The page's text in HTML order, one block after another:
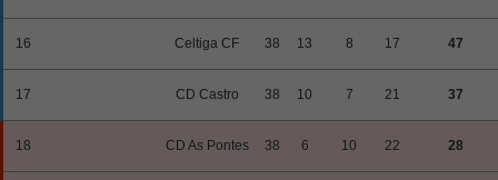
16 Celtiga CF 38 13 8 17 47
17 CD Castro 38 10 7 21 37
18 CD As Pontes 38 6 10 22 28